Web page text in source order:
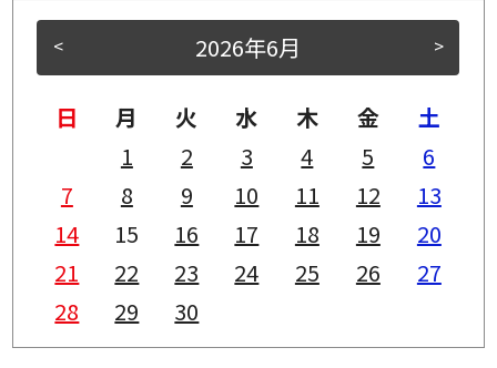
< >
2026年6月
日 月 火 水 木 金
土
1
2 3 4 5
6
7
8 9 10 11 12
13
14
15 16 17 18 19
20
21
22 23 24 25 26
27
28
29 30